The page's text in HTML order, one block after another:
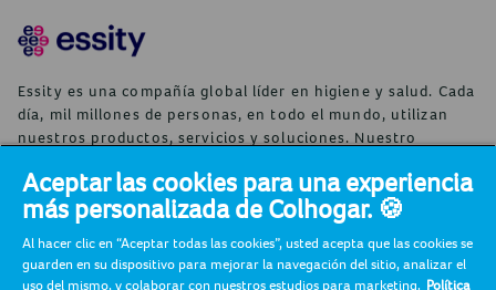
Essity es una compañía global líder en higiene y salud. Cada
día, mil millones de personas, en todo el mundo, utilizan
nuestros productos, servicios y soluciones. Nuestro
de consumidores, pacientes, cuidadores, clientes y la
sociedad en general. Vendemos en aproximadamente 150
como otras marcas como Actimove, Cutimed, JOBST, Knix,
Leukoplast, Libero, Libresse, Lotus, Modibodi, Nosotras,
Aceptar las cookies para una experiencia
más personalizada de Colhogar. 🍪
Al hacer clic en “Aceptar todas las cookies”, usted acepta que las cookies se
guarden en su dispositivo para mejorar la navegación del sitio, analizar el
uso del mismo, y colaborar con nuestros estudios para marketing. Política